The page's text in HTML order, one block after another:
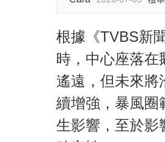
根據《TVBS新
時，中心座落在
遙遠，但未來將
續增強，暴風圈
生影響，至於影